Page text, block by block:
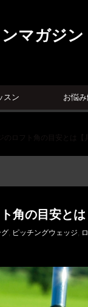
マガジン
スン お悩
のロフト角の目安とは【
角の目安とは
グ, ピッチングウェッジ,